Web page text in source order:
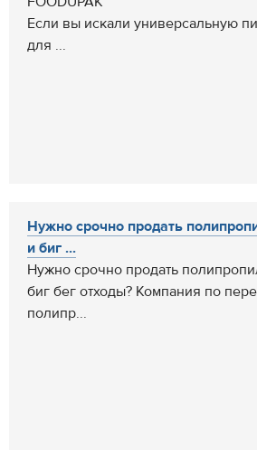
Если вы искали универсальную
для ...
Нужно срочно продать
и биг ...
Нужно срочно продать
биг бег отходы? Компания по
полипр...